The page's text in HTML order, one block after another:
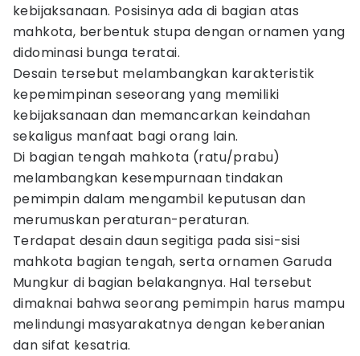
kebijaksanaan. Posisinya ada di bagian atas
mahkota, berbentuk stupa dengan ornamen yang
didominasi bunga teratai.
Desain tersebut melambangkan karakteristik
kepemimpinan seseorang yang memiliki
kebijaksanaan dan memancarkan keindahan
sekaligus manfaat bagi orang lain.
Di bagian tengah mahkota (ratu/prabu)
melambangkan kesempurnaan tindakan
pemimpin dalam mengambil keputusan dan
merumuskan peraturan-peraturan.
Terdapat desain daun segitiga pada sisi-sisi
mahkota bagian tengah, serta ornamen Garuda
Mungkur di bagian belakangnya. Hal tersebut
dimaknai bahwa seorang pemimpin harus mampu
melindungi masyarakatnya dengan keberanian
dan sifat kesatria.